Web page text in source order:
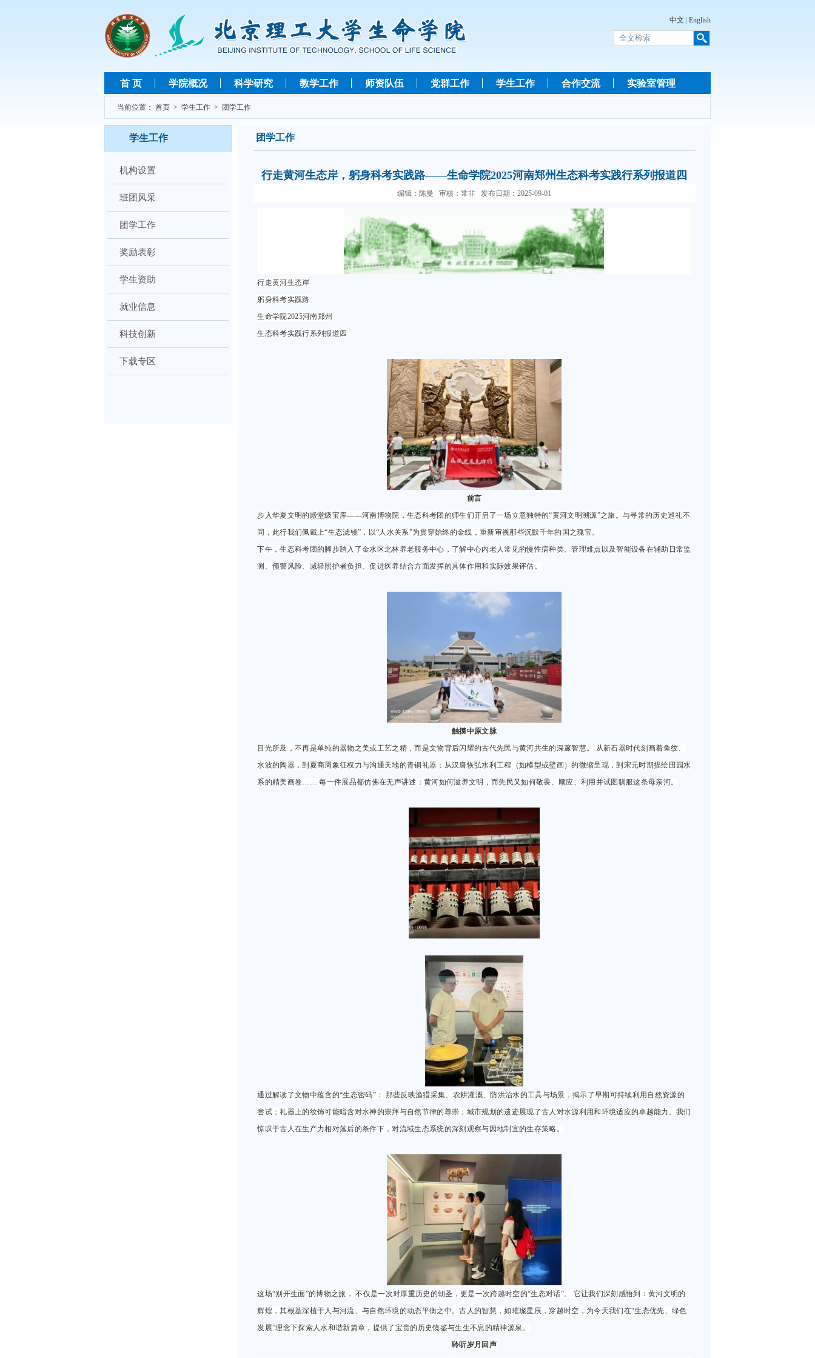
中文 English
首 页 学院概况 科学研究 教学工作 师资队伍 党群工作 学生工作 合作交流 实验室管理
当前位置： 首页 > 学生工作 > 团学工作
学生工作
机构设置
班团风采
团学工作
奖励表彰
学生资助
就业信息
科技创新
下载专区
团学工作
行走黄河生态岸，躬身科考实践路——生命学院2025河南郑州生态科考实践行系列报道四
编辑：陈曼 审核：常非 发布日期：2025-09-01
行走黄河生态岸
躬身科考实践路
生命学院2025河南郑州
生态科考实践行系列报道四
前言
步入华夏文明的殿堂级宝库——河南博物院，生态科考团的师生们开启了一场立意独特的“黄河文明溯源”之旅。与寻常的历史巡礼不
同，此行我们佩戴上“生态滤镜”，以“人水关系”为贯穿始终的金线，重新审视那些沉默千年的国之瑰宝。
下午，生态科考团的脚步踏入了金水区北林养老服务中心，了解中心内老人常见的慢性病种类、管理难点以及智能设备在辅助日常监
测、预警风险、减轻照护者负担、促进医养结合方面发挥的具体作用和实际效果评估。
触摸中原文脉
目光所及，不再是单纯的器物之美或工艺之精，而是文物背后闪耀的古代先民与黄河共生的深邃智慧。 从新石器时代刻画着鱼纹、
水波的陶器，到夏商周象征权力与沟通天地的青铜礼器；从汉唐恢弘水利工程（如模型或壁画）的微缩呈现，到宋元时期描绘田园水
系的精美画卷…… 每一件展品都仿佛在无声讲述：黄河如何滋养文明，而先民又如何敬畏、顺应、利用并试图驯服这条母亲河。
通过解读了文物中蕴含的“生态密码”： 那些反映渔猎采集、农耕灌溉、防洪治水的工具与场景，揭示了早期可持续利用自然资源的
尝试；礼器上的纹饰可能暗含对水神的崇拜与自然节律的尊崇；城市规划的遗迹展现了古人对水源利用和环境适应的卓越能力。我们
惊叹于古人在生产力相对落后的条件下，对流域生态系统的深刻观察与因地制宜的生存策略。
这场“别开生面”的博物之旅， 不仅是一次对厚重历史的朝圣，更是一次跨越时空的“生态对话”。 它让我们深刻感悟到：黄河文明的
辉煌，其根基深植于人与河流、与自然环境的动态平衡之中。古人的智慧，如璀璨星辰，穿越时空，为今天我们在“生态优先、绿色
发展”理念下探索人水和谐新篇章，提供了宝贵的历史镜鉴与生生不息的精神源泉。
聆听岁月回声